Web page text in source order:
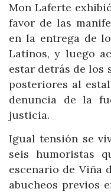
Mon Laferte
favor de las
en la entrega de
Latinos, y luego
estar detrás de los
posteriores al
denuncia de la
justicia.
Igual tensión se
seis humoristas
escenario de Viña
abucheos previos